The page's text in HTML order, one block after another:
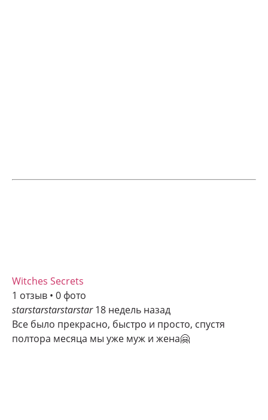
Witches Secrets
1 отзыв • 0 фото
starstarstarstarstar 18 недель назад
Все было прекрасно, быстро и просто, спустя
полтора месяца мы уже муж и жена🤗